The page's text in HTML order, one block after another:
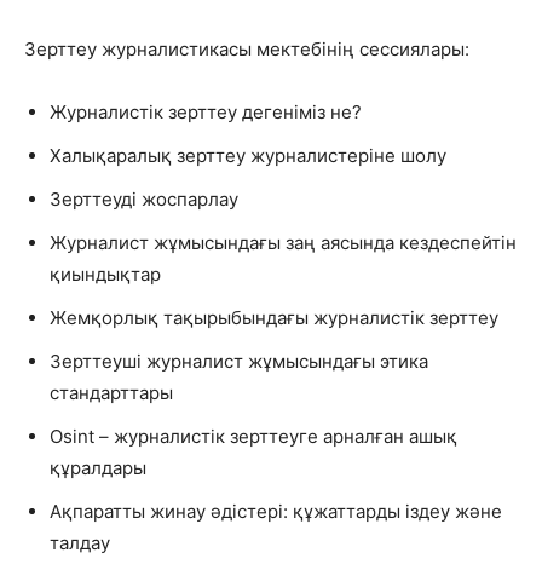
Зерттеу журналистикасы мектебінің сессиялары:
Журналистік зерттеу дегеніміз не?
Халықаралық зерттеу журналистеріне шолу
Зерттеуді жоспарлау
Журналист жұмысындағы заң аясында кездеспейтін
қиындықтар
Жемқорлық тақырыбындағы журналистік зерттеу
Зерттеуші журналист жұмысындағы этика
стандарттары
Osint – журналистік зерттеуге арналған ашық
құралдары
Ақпаратты жинау әдістері: құжаттарды іздеу және
талдау